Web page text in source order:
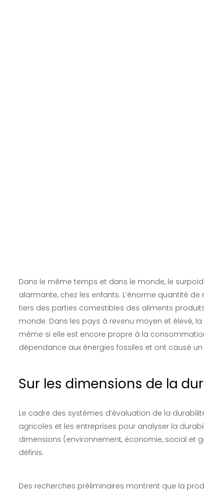
Dans le même temps et dans le monde, le
alarmante, chez les enfants. L’énorme quantité
tiers des parties comestibles des aliments
monde. Dans les pays à revenu moyen et élevé,
même si elle est encore propre à la
dépendance aux énergies fossiles et ont causé
Sur les dimensions de la
Le cadre des systèmes d’évaluation de la
agricoles et les entreprises pour analyser la
dimensions (environnement, économie, social et
définis.
Des recherches préliminaires montrent que la